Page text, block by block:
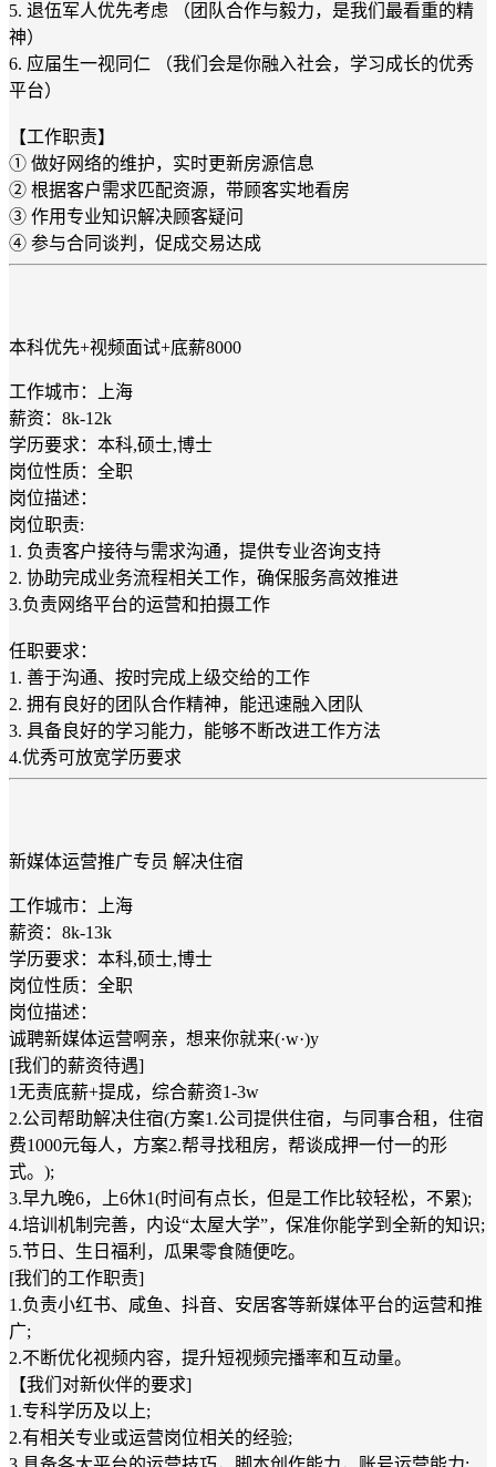
5. 退伍军人优先考虑 （团队合作与毅力，是我们最看重的精
神）
6. 应届生一视同仁 （我们会是你融入社会，学习成长的优秀
平台）
【工作职责】
① 做好网络的维护，实时更新房源信息
② 根据客户需求匹配资源，带顾客实地看房
③ 作用专业知识解决顾客疑问
④ 参与合同谈判，促成交易达成
本科优先+视频面试+底薪8000
工作城市：上海
薪资：8k-12k
学历要求：本科,硕士,博士
岗位性质：全职
岗位描述：
岗位职责:
1. 负责客户接待与需求沟通，提供专业咨询支持
2. 协助完成业务流程相关工作，确保服务高效推进
3.负责网络平台的运营和拍摄工作
任职要求：
1. 善于沟通、按时完成上级交给的工作
2. 拥有良好的团队合作精神，能迅速融入团队
3. 具备良好的学习能力，能够不断改进工作方法
4.优秀可放宽学历要求
新媒体运营推广专员 解决住宿
工作城市：上海
薪资：8k-13k
学历要求：本科,硕士,博士
岗位性质：全职
岗位描述：
诚聘新媒体运营啊亲，想来你就来(·w·)y
[我们的薪资待遇]
1无责底薪+提成，综合薪资1-3w
2.公司帮助解决住宿(方案1.公司提供住宿，与同事合租，住宿
费1000元每人，方案2.帮寻找租房，帮谈成押一付一的形
式。);
3.早九晚6，上6休1(时间有点长，但是工作比较轻松，不累);
4.培训机制完善，内设“太屋大学”，保准你能学到全新的知识;
5.节日、生日福利，瓜果零食随便吃。
[我们的工作职责]
1.负责小红书、咸鱼、抖音、安居客等新媒体平台的运营和推
广;
2.不断优化视频内容，提升短视频完播率和互动量。
【我们对新伙伴的要求]
1.专科学历及以上;
2.有相关专业或运营岗位相关的经验;